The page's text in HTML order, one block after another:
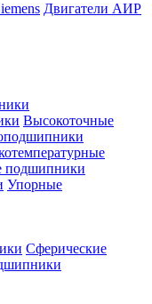
Двигатели АИР
Высокоточные
подшипники
Упорные
Сферические